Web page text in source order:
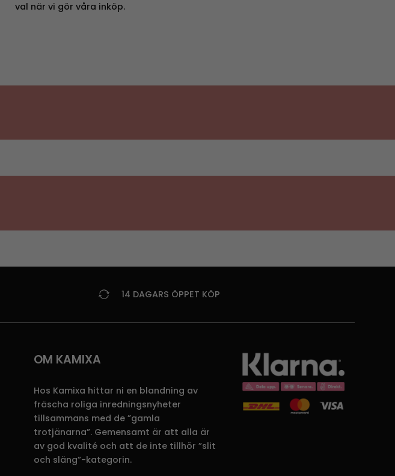
val när vi gör våra inköp.
14 DAGARS ÖPPET KÖP
OM KAMIXA
Hos Kamixa hittar ni en blandning av
fräscha roliga inredningsnyheter
tillsammans med de ”gamla
trotjänarna”. Gemensamt är att alla är
av god kvalité och att de inte tillhör ”slit
och släng”-kategorin.